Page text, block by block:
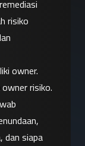
risiko
owner.
risiko.
dan siapa